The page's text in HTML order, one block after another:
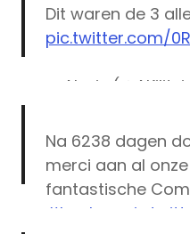
Dit waren de 3
pic.twitter.com/
— Alexis
Na 6238 dagen
merci aan al
fantastische
#byebye